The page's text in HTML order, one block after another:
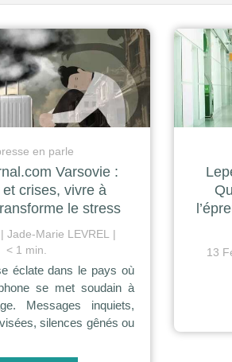
en parle
Varsovie :
crises, vivre à
le stress
Jade-Marie LEVREL
< 1 min.
éclate dans le pays où
se met soudain à
Messages inquiets,
silences gênés ou
13